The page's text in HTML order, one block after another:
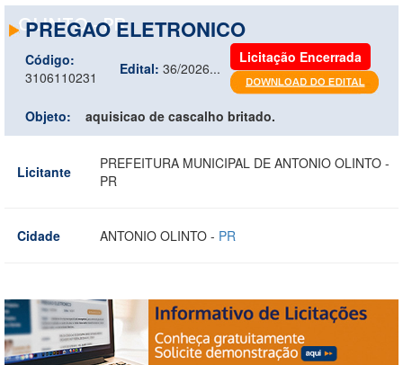
OLINTO - PR
PREGAO ELETRONICO
Código:
3106110231
Edital: 36/2026...
Licitação Encerrada
Objeto: aquisicao de cascalho britado.
Licitante
PREFEITURA MUNICIPAL DE ANTONIO OLINTO -
PR
Cidade ANTONIO OLINTO - PR